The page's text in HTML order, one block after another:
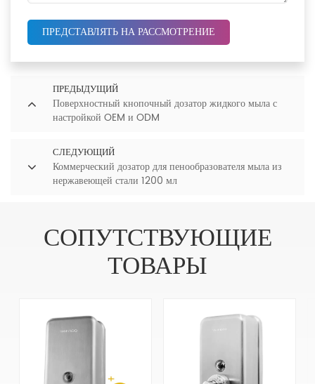
ПРЕДСТАВЛЯТЬ НА РАССМОТРЕНИЕ
ПРЕДЫДУЩИЙ
Поверхностный кнопочный дозатор жидкого мыла с
настройкой OEM и ODM
СЛЕДУЮЩИЙ
Коммерческий дозатор для пенообразователя мыла из
нержавеющей стали 1200 мл
СОПУТСТВУЮЩИЕ
ТОВАРЫ